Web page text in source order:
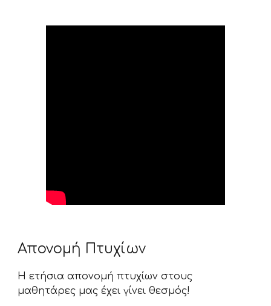
Απονομή Πτυχίων
Η ετήσια απονομή πτυχίων στους
μαθητάρες μας έχει γίνει θεσμός!